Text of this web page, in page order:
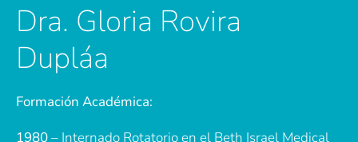
Dra. Gloria Rovira
Dupláa
Formación Académica:
1980– Internado Rotatorio en el Beth Israel Medical